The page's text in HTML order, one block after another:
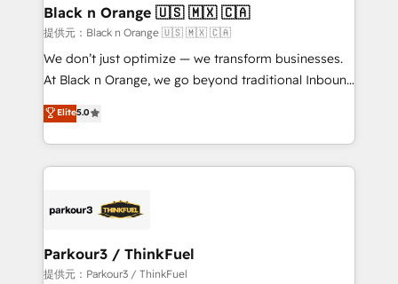
a global consultancy with the care and agility of a
boutique firm. At Triario, we’re big enough to deliver
but small enough to listen. Our Services: HubSpot
implementations & data migration Custom AI agents
Website design Let’s turn your CRM into your growth
engine!
Black n Orange 🇺🇸 🇲🇽 🇨🇦
提供元：Black n Orange 🇺🇸 🇲🇽 🇨🇦
We don’t just optimize — we transform businesses.
At Black n Orange, we go beyond traditional Inbound
Marketing with our exclusive methodologies:
BOOMS and BOOST. Together, they form a powerful
combination that has driven success for over 800
businesses worldwide. As Elite HubSpot Partners, we
strategies that integrate data-driven marketing,
companies scale faster and smarter. 🔹 BOOMS:
Demand generation for all your buyers With BOOMS,
Elite5.0
Parkour3 / ThinkFuel
提供元：Parkour3 / ThinkFuel